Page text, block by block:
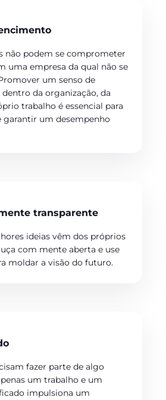
não podem se comprometer
uma empresa da qual não se
um senso de
da organização, da
trabalho é essencial para
garantir um desempenho
transparente
ideias vêm dos próprios
com mente aberta e use
moldar a visão do futuro.
fazer parte de algo
um trabalho e um
impulsiona um